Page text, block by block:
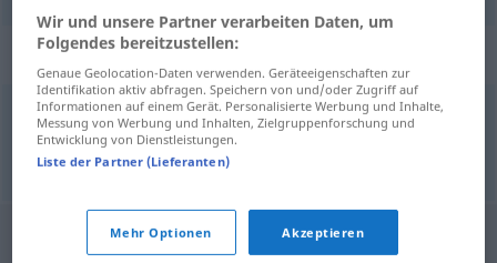
Beispielsätze für "Verlag"
Druckund Verlag
tisak i naklada
Wir und unsere Partner verarbeiten Daten, um
Folgendes bereitzustellen:
Genaue Geolocation-Daten verwenden. Geräteeigenschaften zur
Identifikation aktiv abfragen. Speichern von und/oder Zugriff auf
Informationen auf einem Gerät. Personalisierte Werbung und Inhalte,
Messung von Werbung und Inhalten, Zielgruppenforschung und
Entwicklung von Dienstleistungen.
Liste der Partner (Lieferanten)
Mehr Optionen Akzeptieren